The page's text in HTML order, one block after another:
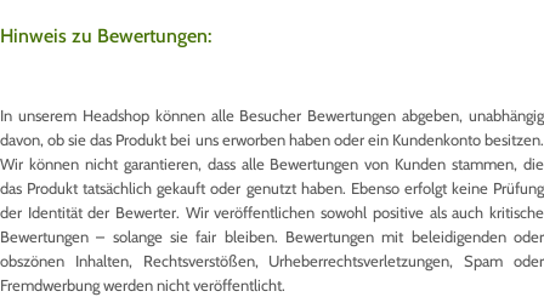
Hinweis zu Bewertungen:
In unserem Headshop können alle Besucher Bewertungen abgeben, unabhängig
davon, ob sie das Produkt bei uns erworben haben oder ein Kundenkonto besitzen.
Wir können nicht garantieren, dass alle Bewertungen von Kunden stammen, die
das Produkt tatsächlich gekauft oder genutzt haben. Ebenso erfolgt keine Prüfung
der Identität der Bewerter. Wir veröffentlichen sowohl positive als auch kritische
Bewertungen – solange sie fair bleiben. Bewertungen mit beleidigenden oder
obszönen Inhalten, Rechtsverstößen, Urheberrechtsverletzungen, Spam oder
Fremdwerbung werden nicht veröffentlicht.